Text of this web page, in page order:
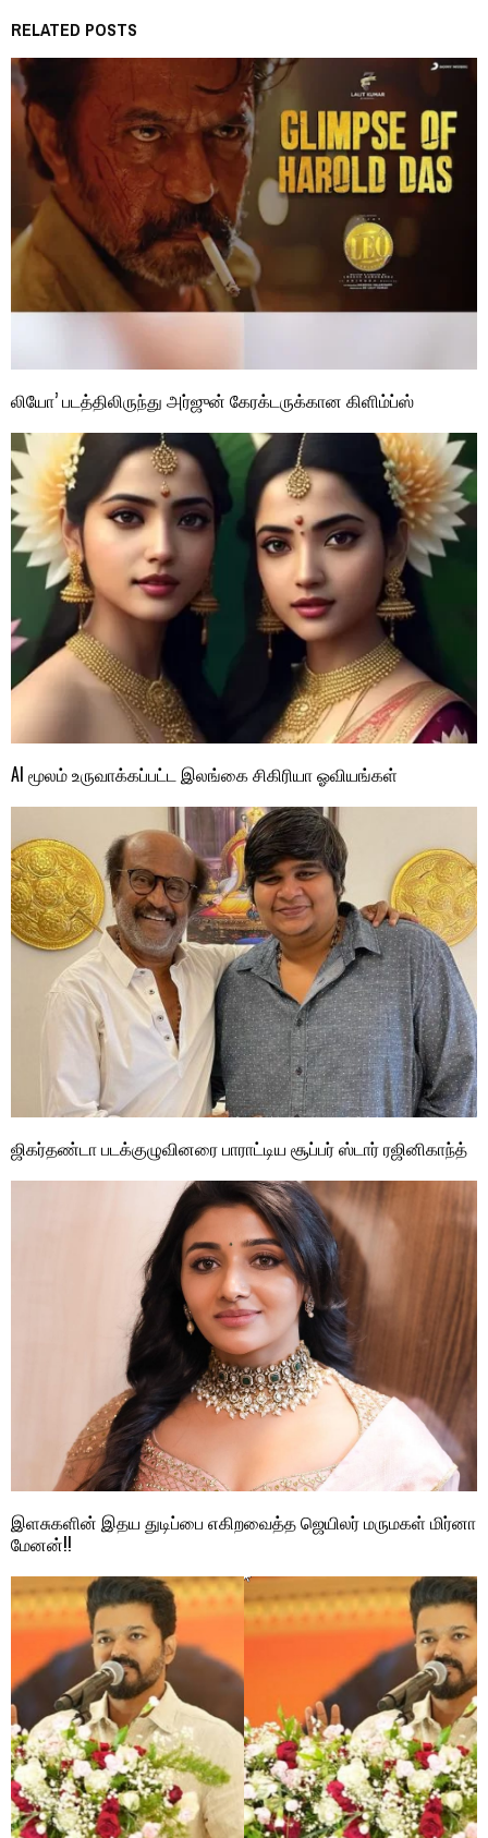
RELATED POSTS
லியோ’ படத்திலிருந்து அர்ஜுன் கேரக்டருக்கான கிளிம்ப்ஸ்
AI மூலம் உருவாக்கப்பட்ட இலங்கை சிகிரியா ஓவியங்கள்
ஜிகர்தண்டா படக்குழுவினரை பாராட்டிய சூப்பர் ஸ்டார் ரஜினிகாந்த்
இளசுகளின் இதய துடிப்பை எகிறவைத்த ஜெயிலர் மருமகள் மிர்னா
மேனன்!!